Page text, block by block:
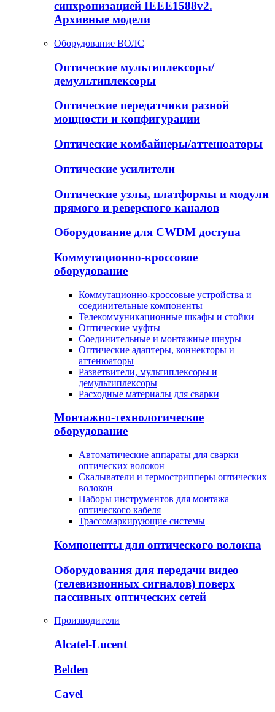
синхронизацией IEEE1588v2.
Архивные модели
Оборудование ВОЛС
Оптические мультиплексоры/
демультиплексоры
Оптические передатчики разной
мощности и конфигурации
Оптические комбайнеры/аттенюаторы
Оптические усилители
Оптические узлы, платформы и модули
прямого и реверсного каналов
Оборудование для CWDM доступа
Коммутационно-кроссовое
оборудование
Коммутационно-кроссовые устройства и
соединительные компоненты
Телекоммуникационные шкафы и стойки
Оптические муфты
Соединительные и монтажные шнуры
Оптические адаптеры, коннекторы и
аттенюаторы
Разветвители, мультиплексоры и
демультиплексоры
Расходные материалы для сварки
Монтажно-технологическое
оборудование
Автоматические аппараты для сварки
оптических волокон
Cкалыватели и термострипперы оптических
волокон
Наборы инструментов для монтажа
оптического кабеля
Трассомаркирующие системы
Компоненты для оптического волокна
Оборудования для передачи видео
(телевизионных сигналов) поверх
пассивных оптических сетей
Производители
Alcatel-Lucent
Belden
Cavel